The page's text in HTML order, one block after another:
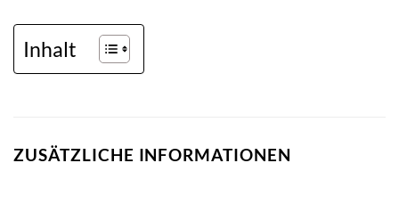
Inhalt
ZUSÄTZLICHE INFORMATIONEN